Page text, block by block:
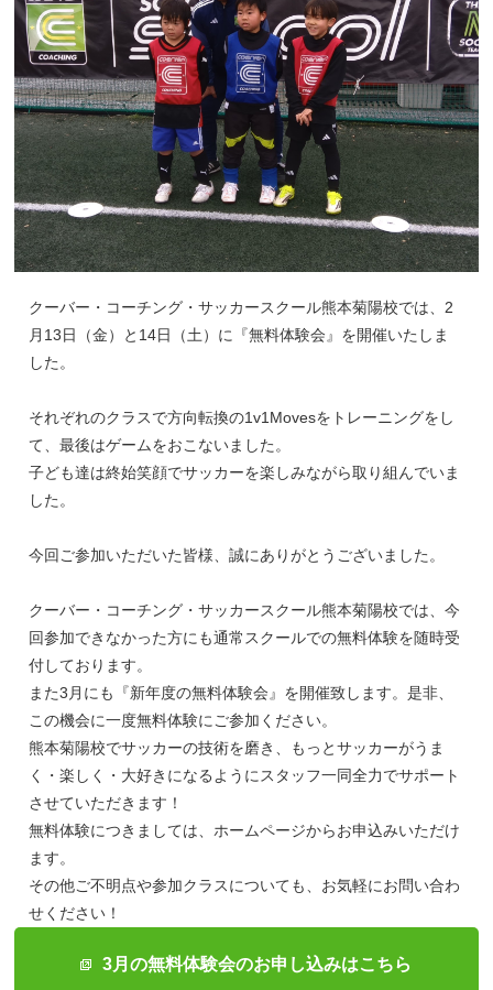
クーバー・コーチング・サッカースクール熊本菊陽校では、2
月13日（金）と14日（土）に『無料体験会』を開催いたしま
した。
それぞれのクラスで方向転換の1v1Movesをトレーニングをし
て、最後はゲームをおこないました。
子ども達は終始笑顔でサッカーを楽しみながら取り組んでいま
した。
今回ご参加いただいた皆様、誠にありがとうございました。
クーバー・コーチング・サッカースクール熊本菊陽校では、今
回参加できなかった方にも通常スクールでの無料体験を随時受
付しております。
また3月にも『新年度の無料体験会』を開催致します。是非、
この機会に一度無料体験にご参加ください。
熊本菊陽校でサッカーの技術を磨き、もっとサッカーがうま
く・楽しく・大好きになるようにスタッフ一同全力でサポート
させていただきます！
無料体験につきましては、ホームページからお申込みいただけ
ます。
その他ご不明点や参加クラスについても、お気軽にお問い合わ
せください！
3月の無料体験会のお申し込みはこちら